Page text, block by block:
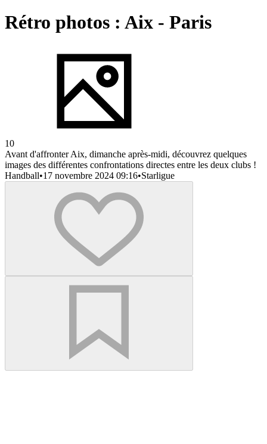
Rétro photos : Aix - Paris
10
Avant d'affronter Aix, dimanche après-midi, découvrez quelques
images des différentes confrontations directes entre les deux clubs !
Handball•17 novembre 2024 09:16•Starligue